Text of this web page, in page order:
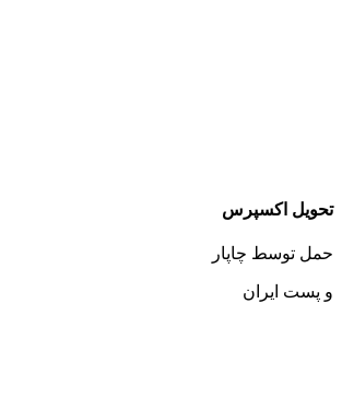
تحویل اکسپرس
حمل توسط چاپار
و پست ایران